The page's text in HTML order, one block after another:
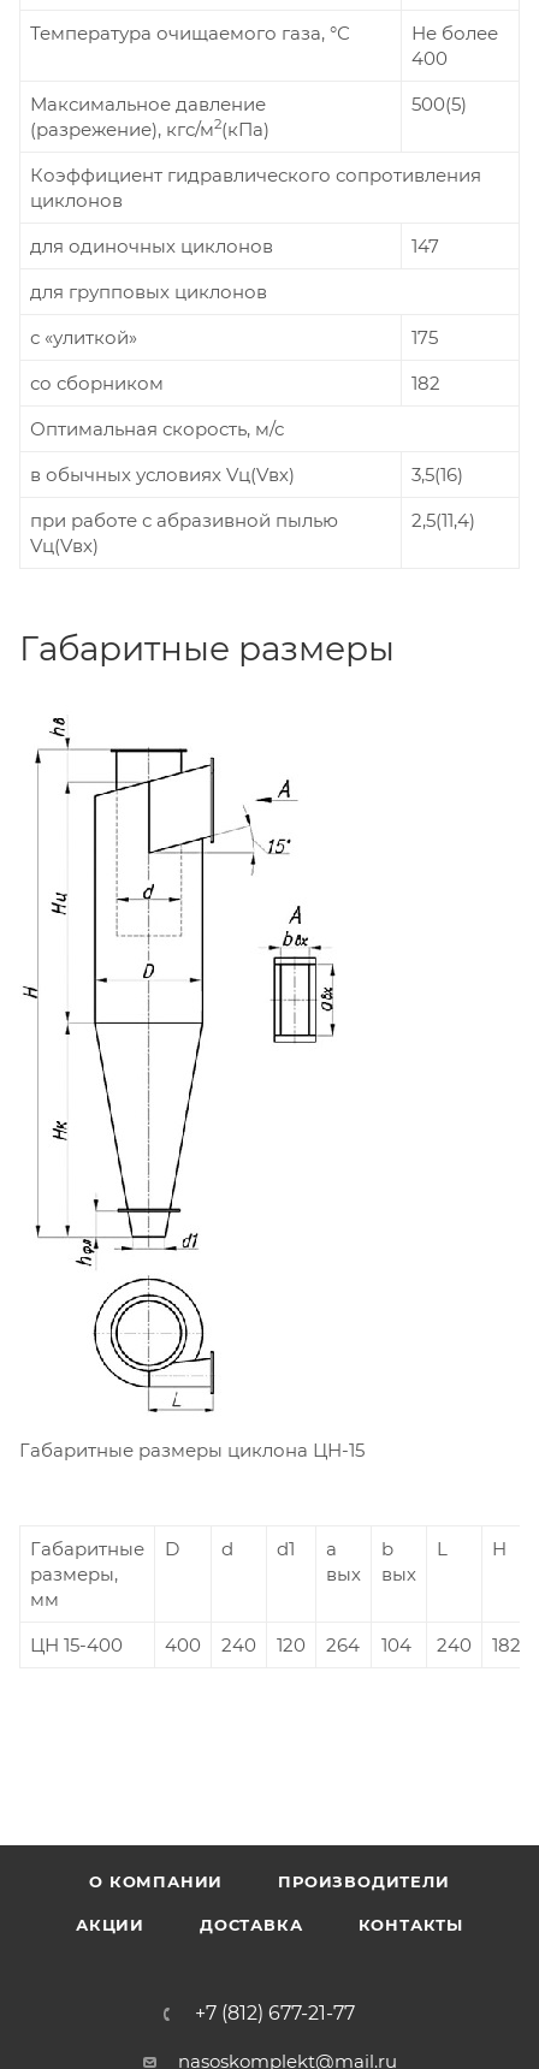
Температура очищаемого газа, °С
Не более
400
Максимальное давление
(разрежение), кгс/м2(кПа)
500(5)
Коэффициент гидравлического сопротивления
циклонов
для одиночных циклонов
147
для групповых циклонов
с «улиткой»
175
со сборником
182
Оптимальная скорость, м/с
в обычных условиях Vц(Vвх)
3,5(16)
при работе с абразивной пылью
Vц(Vвх)
2,5(11,4)
Габаритные размеры
Габаритные размеры циклона ЦН-15
Габаритные
размеры,
мм
D d d1
a
вых
b
вых
L H
ЦН 15-400 400 240 120 264 104 240 1824
О КОМПАНИИ ПРОИЗВОДИТЕЛИ
АКЦИИ ДОСТАВКА КОНТАКТЫ
+7 (812) 677-21-77
nasoskomplekt@mail.ru